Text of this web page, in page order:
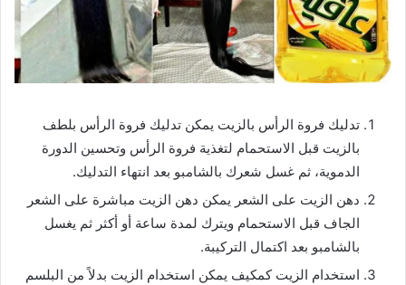
تدليك فروة الرأس بالزيت يمكن تدليك فروة الرأس بلطف
بالزيت قبل الاستحمام لتغذية فروة الرأس وتحسين الدورة
الدموية، ثم غسل شعرك بالشامبو بعد انتهاء التدليك.
دهن الزيت على الشعر يمكن دهن الزيت مباشرة على الشعر
الجاف قبل الاستحمام ويترك لمدة ساعة أو أكثر ثم يغسل
بالشامبو بعد اكتمال التركيبة.
استخدام الزيت كمكيف يمكن استخدام الزيت بدلاً من البلسم